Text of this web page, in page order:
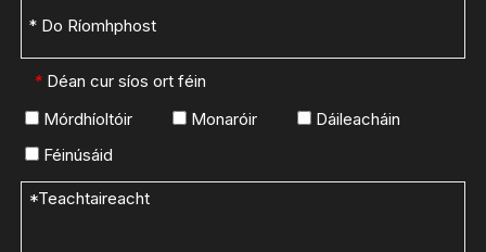
* Déan cur síos ort féin
Mórdhíoltóir
Monaróir
Dáileacháin
Féinúsáid